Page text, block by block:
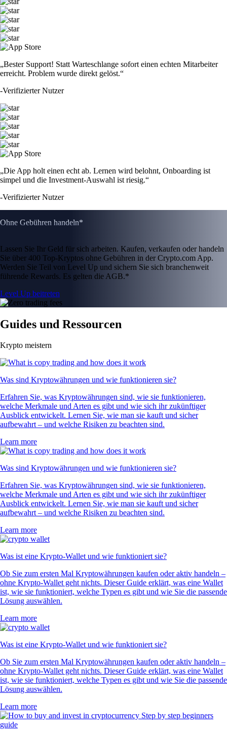
„Bester Support! Statt Warteschlange sofort einen echten Mitarbeiter
erreicht. Problem wurde direkt gelöst.“
-Verifizierter Nutzer
„Die App holt einen echt ab. Lernen wird belohnt, Onboarding ist
simpel und die Investment-Auswahl ist riesig.“
-Verifizierter Nutzer
Ohne Gebühren handeln*
Lassen Sie Ihr Geld für sich arbeiten. Kaufen, verkaufen oder handeln
Sie über 400 Top-Kryptos ohne Gebühren in der Crypto.com App.
Werden Sie Teil von Level Up und sichern Sie sich branchenweit
führende Rewards. Es gelten die AGB.*
Level Up beitreten
Guides und Ressourcen
Krypto meistern
Was sind Kryptowährungen und wie funktionieren sie?
Erfahren Sie, was Kryptowährungen sind, wie sie funktionieren,
welche Merkmale und Arten es gibt und wie sich ihr zukünftiger
Ausblick entwickelt. Lernen Sie, wie man sie kauft und sicher
aufbewahrt – und welche Risiken zu beachten sind.
Learn more
Was sind Kryptowährungen und wie funktionieren sie?
Erfahren Sie, was Kryptowährungen sind, wie sie funktionieren,
welche Merkmale und Arten es gibt und wie sich ihr zukünftiger
Ausblick entwickelt. Lernen Sie, wie man sie kauft und sicher
aufbewahrt – und welche Risiken zu beachten sind.
Learn more
Was ist eine Krypto-Wallet und wie funktioniert sie?
Ob Sie zum ersten Mal Kryptowährungen kaufen oder aktiv handeln –
ohne Krypto-Wallet geht nichts. Dieser Guide erklärt, was eine Wallet
ist, wie sie funktioniert, welche Typen es gibt und wie Sie die passende
Lösung auswählen.
Learn more
Was ist eine Krypto-Wallet und wie funktioniert sie?
Ob Sie zum ersten Mal Kryptowährungen kaufen oder aktiv handeln –
ohne Krypto-Wallet geht nichts. Dieser Guide erklärt, was eine Wallet
ist, wie sie funktioniert, welche Typen es gibt und wie Sie die passende
Lösung auswählen.
Learn more